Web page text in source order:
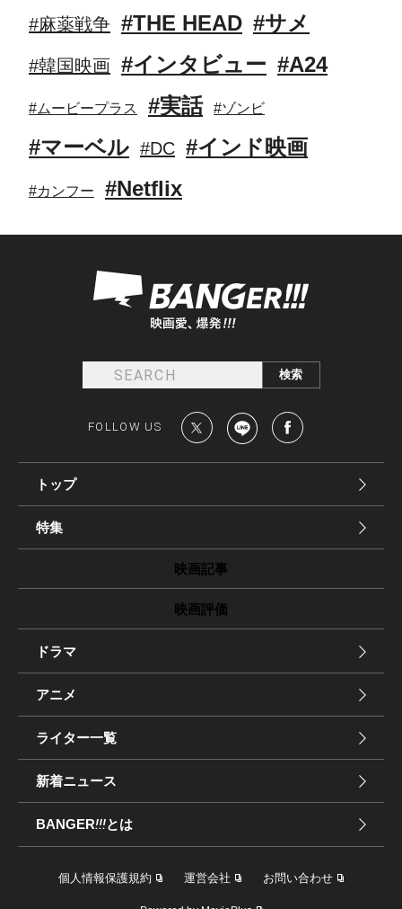
#麻薬戦争 #THE HEAD #サメ
#韓国映画 #インタビュー #A24
#ムービープラス #実話 #ゾンビ
#マーベル #DC #インド映画
#カンフー #Netflix
FOLLOW US
トップ
特集
映画記事
映画評価
ドラマ
アニメ
ライター一覧
新着ニュース
BANGER!!!とは
個人情報保護規約 運営会社 お問い合わせ